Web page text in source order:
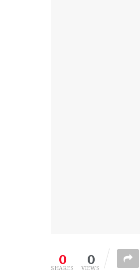
0
SHARES 0
VIEWS